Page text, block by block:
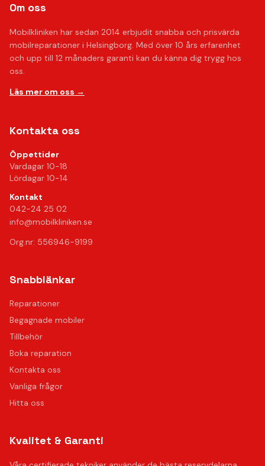
Om oss
Mobilkliniken har sedan 2014 erbjudit snabba och prisvärda
mobilreparationer i Helsingborg. Med över 10 års erfarenhet
och upp till 12 månaders garanti kan du känna dig trygg hos
oss.
Läs mer om oss →
Kontakta oss
Öppettider
Vardagar 10-18
Lördagar 10-14
Kontakt
042-24 25 02
info@mobilkliniken.se
Org.nr: 556946-9199
Snabblänkar
Reparationer
Begagnade mobiler
Tillbehör
Boka reparation
Kontakta oss
Vanliga frågor
Hitta oss
Kvalitet & Garanti